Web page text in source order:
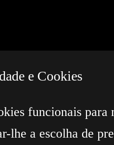
e Cookies
funcionais
lhe a escolha de